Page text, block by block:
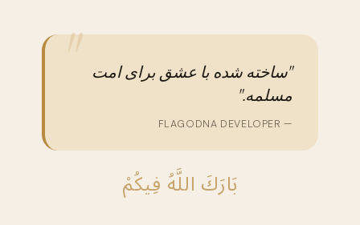
"ساخته شده با عشق برای امت
مسلمه."
— FLAGODNA DEVELOPER
بَارَكَ اللَّهُ فِيكُمْ